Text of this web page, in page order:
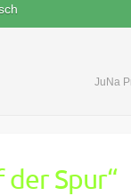
JuNa
der Spur“